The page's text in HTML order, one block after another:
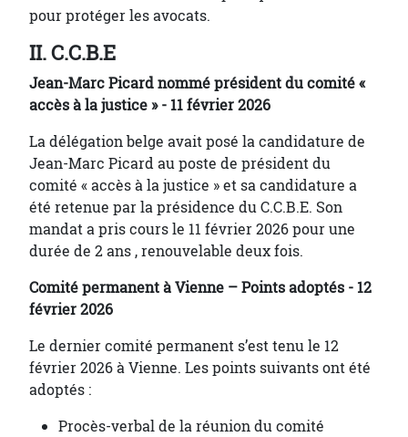
pour protéger les avocats.
II.C.C.B.E
Jean-Marc Picard nommé président du comité «
accès à la justice » - 11 février 2026
La délégation belge avait posé la candidature de
Jean-Marc Picard au poste de président du
comité « accès à la justice » et sa candidature a
été retenue par la présidence du C.C.B.E. Son
mandat a pris cours le 11 février 2026 pour une
durée de 2 ans , renouvelable deux fois.
Comité permanent à Vienne – Points adoptés - 12
février 2026
Le dernier comité permanent s’est tenu le 12
février 2026 à Vienne. Les points suivants ont été
adoptés :
Procès-verbal de la réunion du comité